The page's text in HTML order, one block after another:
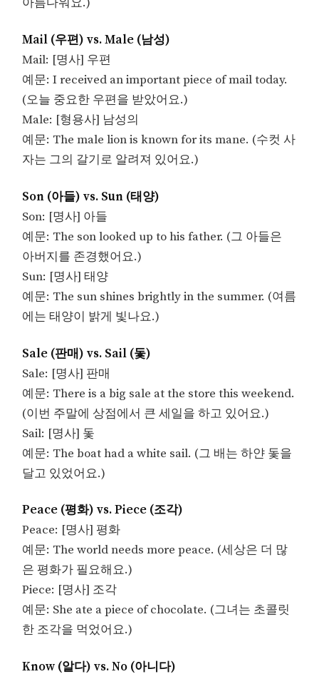
Mail (우편) vs. Male (남성)
Mail: [명사] 우편
예문: I received an important piece of mail today.
(오늘 중요한 우편을 받았어요.)
Male: [형용사] 남성의
예문: The male lion is known for its mane. (수컷 사
자는 그의 갈기로 알려져 있어요.)
Son (아들) vs. Sun (태양)
Son: [명사] 아들
예문: The son looked up to his father. (그 아들은
아버지를 존경했어요.)
Sun: [명사] 태양
예문: The sun shines brightly in the summer. (여름
에는 태양이 밝게 빛나요.)
Sale (판매) vs. Sail (돛)
Sale: [명사] 판매
예문: There is a big sale at the store this weekend.
(이번 주말에 상점에서 큰 세일을 하고 있어요.)
Sail: [명사] 돛
예문: The boat had a white sail. (그 배는 하얀 돛을
달고 있었어요.)
Peace (평화) vs. Piece (조각)
Peace: [명사] 평화
예문: The world needs more peace. (세상은 더 많
은 평화가 필요해요.)
Piece: [명사] 조각
예문: She ate a piece of chocolate. (그녀는 초콜릿
한 조각을 먹었어요.)
Know (알다) vs. No (아니다)